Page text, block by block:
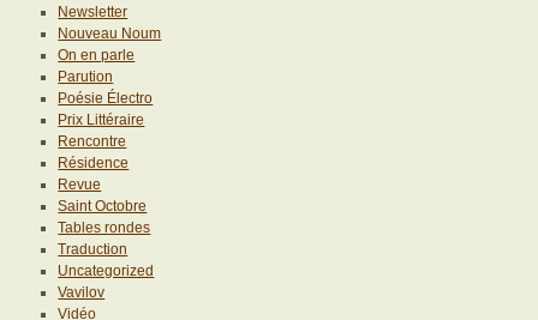
Newsletter
Nouveau Noum
On en parle
Parution
Poésie Électro
Prix Littéraire
Rencontre
Résidence
Revue
Saint Octobre
Tables rondes
Traduction
Uncategorized
Vavilov
Vidéo